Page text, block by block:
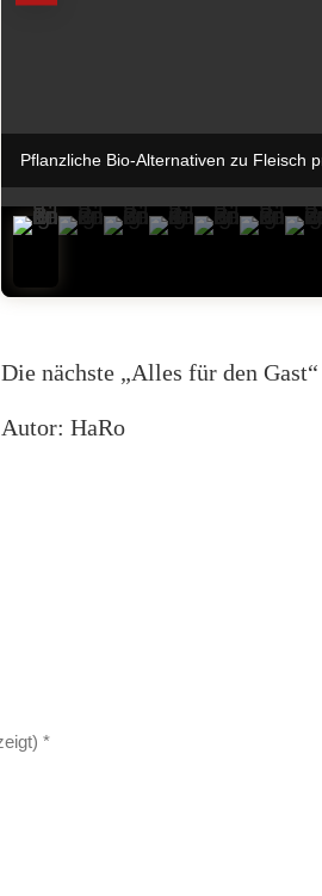
Pflanzliche Bio-Alternativen zu Fleisch
Die nächste „Alles für den
Autor: HaRo